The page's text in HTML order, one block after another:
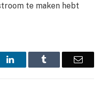
te maken hebt
LinkedIn Email